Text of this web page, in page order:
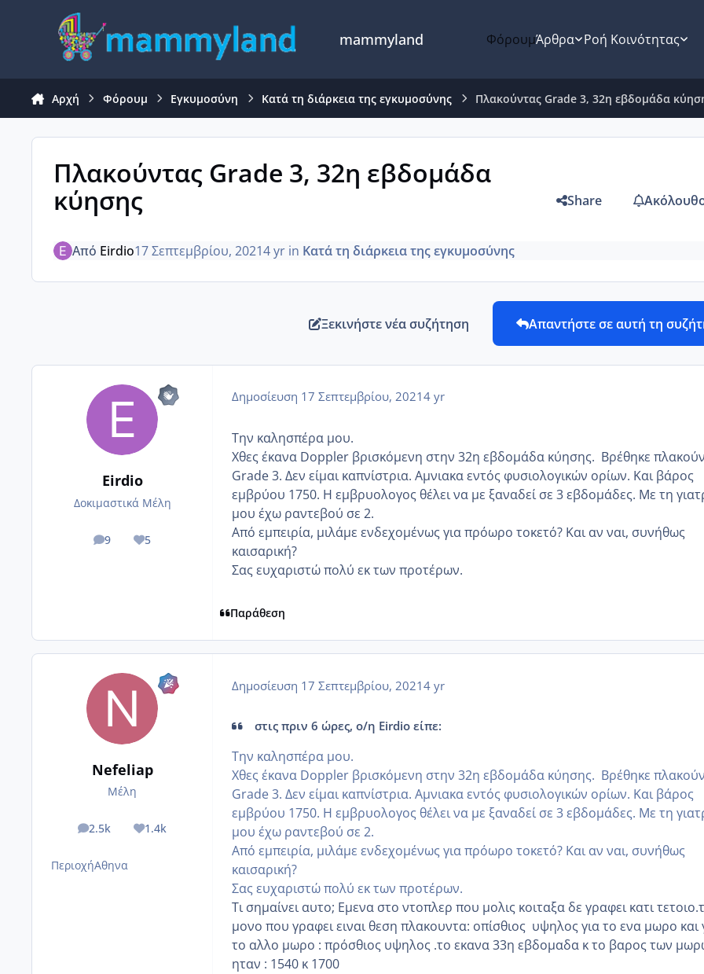
Μετάβαση σε περιεχόμενο
mammyland ΦόρουμΆρθρα Ροή Κοινότητας
Αρχή Φόρουμ Εγκυμοσύνη Κατά τη διάρκεια της εγκυμοσύνης Πλακούντας Grade 3, 32η εβδομάδα
Πλακούντας Grade 3, 32η εβδομάδα
κύησης
Share
Από Eirdio17 Σεπτεμβρίου, 20214 yr in Κατά τη διάρκεια της εγκυμοσύνης
Ξεκινήστε νέα συζήτηση Απαντήστε σε αυτή τη
Eirdio
Δοκιμαστικά Μέλη
9
posts 5
Reputation
Δημοσίευση 17 Σεπτεμβρίου, 20214 yr
Την καλησπέρα μου.
Χθες έκανα Doppler βρισκόμενη στην 32η εβδομάδα κύησης. Βρέθηκε
Grade 3. Δεν είμαι καπνίστρια. Αμνιακα εντός φυσιολογικών ορίων. Και βάρος
εμβρύου 1750. Η εμβρυολογος θέλει να με ξαναδεί σε 3 εβδομάδες. Με τη
μου έχω ραντεβού σε 2.
Από εμπειρία, μιλάμε ενδεχομένως για πρόωρο τοκετό? Και αν ναι, συνήθως
καισαρική?
Σας ευχαριστώ πολύ εκ των προτέρων.
Παράθεση
Nefeliap
Μέλη
2.5k
posts 1.4k
Reputation
ΠεριοχήΑθηνα
Δημοσίευση 17 Σεπτεμβρίου, 20214 yr
στις πριν 6 ώρες, ο/η Eirdio είπε:
Την καλησπέρα μου.
Χθες έκανα Doppler βρισκόμενη στην 32η εβδομάδα κύησης. Βρέθηκε
Grade 3. Δεν είμαι καπνίστρια. Αμνιακα εντός φυσιολογικών ορίων. Και βάρος
εμβρύου 1750. Η εμβρυολογος θέλει να με ξαναδεί σε 3 εβδομάδες. Με τη
μου έχω ραντεβού σε 2.
Από εμπειρία, μιλάμε ενδεχομένως για πρόωρο τοκετό? Και αν ναι, συνήθως
καισαρική?
Σας ευχαριστώ πολύ εκ των προτέρων.
Τι σημαίνει αυτο; Εμενα στο ντοπλερ που μολις κοιταξα δε γραφει κατι
μονο που γραφει ειναι θεση πλακουντα: οπίσθιος υψηλος για το ενα μωρο και
το αλλο μωρο : πρόσθιος υψηλος .το εκανα 33η εβδομαδα κ το βαρος των
ηταν : 1540 κ 1700